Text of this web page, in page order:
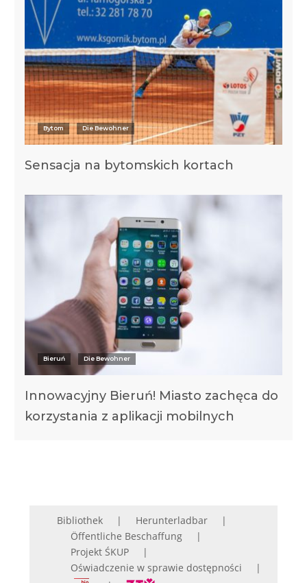
Bytom Die Bewohner
Sensacja na bytomskich kortach
Bieruń Die Bewohner
Innowacyjny Bieruń! Miasto zachęca do
korzystania z aplikacji mobilnych
Bibliothek
Herunterladbar
Öffentliche Beschaffung
Projekt ŚKUP
Oświadczenie w sprawie dostępności